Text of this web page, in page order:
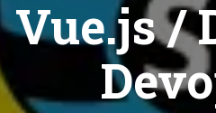
Vue.js /